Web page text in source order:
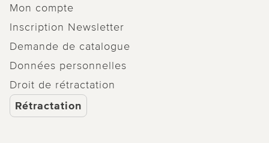
Mon compte
Inscription Newsletter
Demande de catalogue
Données personnelles
Droit de rétractation
Rétractation